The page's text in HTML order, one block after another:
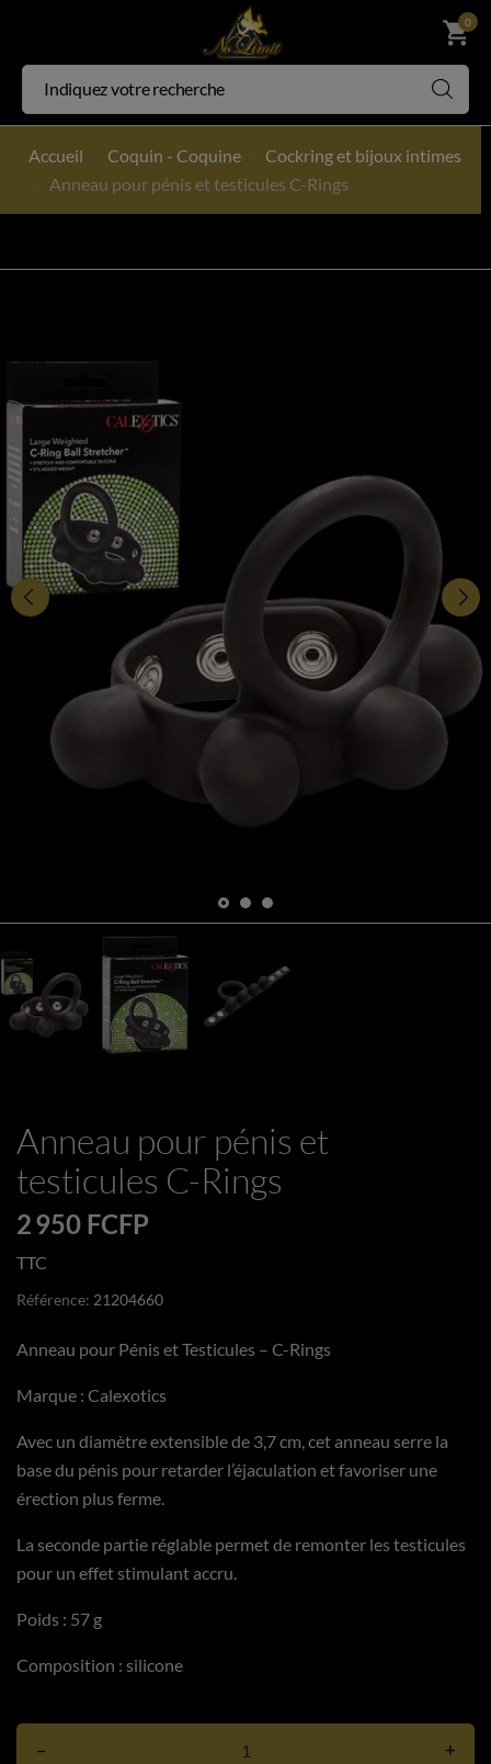
shopping_cart
0
Accueil Coquin - Coquine
Cockring et bijoux intimes
Anneau pour pénis et testicules C-Rings
Anneau pour pénis et
testicules C-Rings
2 950 FCFP
TTC
Référence: 21204660
Anneau pour Pénis et Testicules – C-Rings
Marque : Calexotics
Avec un diamètre extensible de 3,7 cm, cet anneau serre la
base du pénis pour retarder l’éjaculation et favoriser une
érection plus ferme.
La seconde partie réglable permet de remonter les testicules
pour un effet stimulant accru.
Poids : 57 g
Composition : silicone
– +